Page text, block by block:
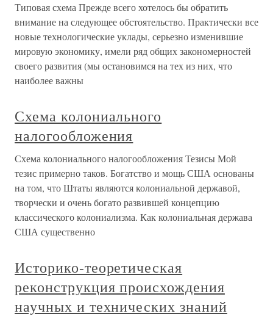
Типовая схема Прежде всего хотелось бы обратить
внимание на следующее обстоятельство. Практически все
новые технологические уклады, серьезно изменившие
мировую экономику, имели ряд общих закономерностей
своего развития (мы остановимся на тех из них, что
наиболее важны
Схема колониального
налогообложения
Схема колониального налогообложения Тезисы Мой
тезис примерно таков. Богатство и мощь США основаны
на том, что Штаты являются колониальной державой,
творчески и очень богато развившей концепцию
классического колониализма. Как колониальная держава
США существенно
Историко-теоретическая
реконструкция происхождения
научных и технических знаний